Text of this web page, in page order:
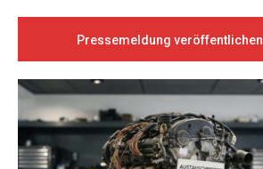
Pressemeldung veröffentlichen